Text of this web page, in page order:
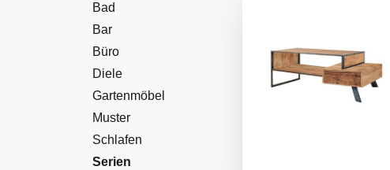
Bad
Bar
Büro
Diele
Gartenmöbel
Muster
Schlafen
Serien